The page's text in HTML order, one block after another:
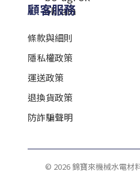
顧客服務
條款與細則
隱私權政策
運送政策
退換貨政策
防詐騙聲明
© 2026 錦寶來機械水電材